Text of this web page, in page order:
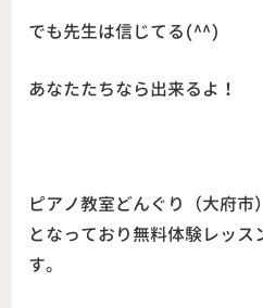
でも先生は信じてる(^^)
あなたたちなら出来るよ！
ピアノ教室どんぐり（大府市
となっており無料体験レッス
す。